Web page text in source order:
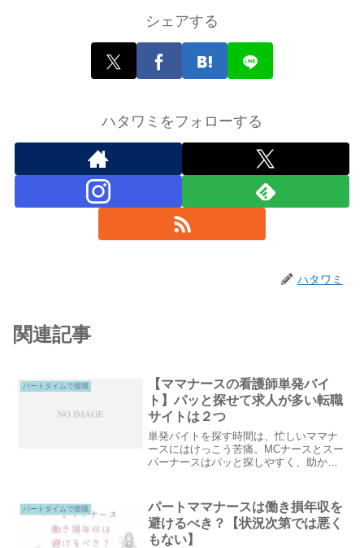
シェアする
ハタワミをフォローする
ハタワミ
関連記事
パートタイムで復職
【ママナースの看護師単発バイ
ト】パッと探せて求人が多い転職
サイトは２つ
単発バイトを探す時間は、忙しいママナ
ースにはけっこう苦痛。MCナースとスー
パーナースはパッと探しやすく、助かっ
を探せる画面。求人内容が違うので、２
つの転職サイトの単発バイト情報を見比
べて、単発バイトを選んでいます。
パートタイムで復職
パートママナースは働き損年収を
避けるべき？【状況次第では悪く
もない】